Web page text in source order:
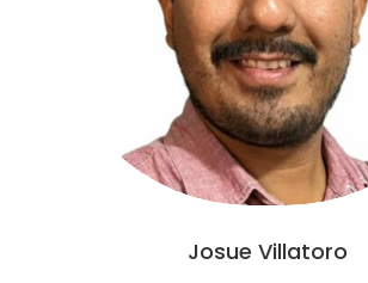
Josue Villatoro